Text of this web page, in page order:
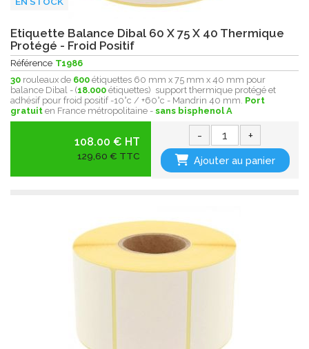
Etiquette Balance Dibal 60 X 75 X 40 Thermique
Protégé - Froid Positif
Référence T1986
30 rouleaux de 600 étiquettes 60 mm x 75 mm x 40 mm pour
balance Dibal - (18.000 étiquettes) support thermique protégé et
adhésif pour froid positif -10°c / +60°c - Mandrin 40 mm. Port
gratuit en France métropolitaine - sans bisphenol A
108.00 € HT
129,60 € TTC
- +
Ajouter au panier